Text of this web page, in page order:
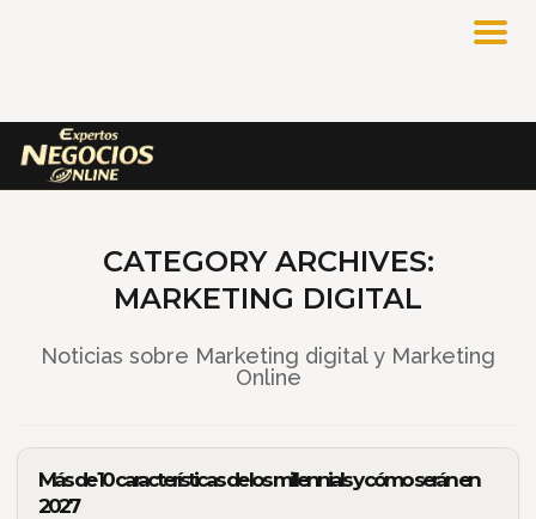
CATEGORY ARCHIVES:
MARKETING DIGITAL
Noticias sobre Marketing digital y Marketing
Online
Más de 10 características de los millennials y cómo serán en
2027